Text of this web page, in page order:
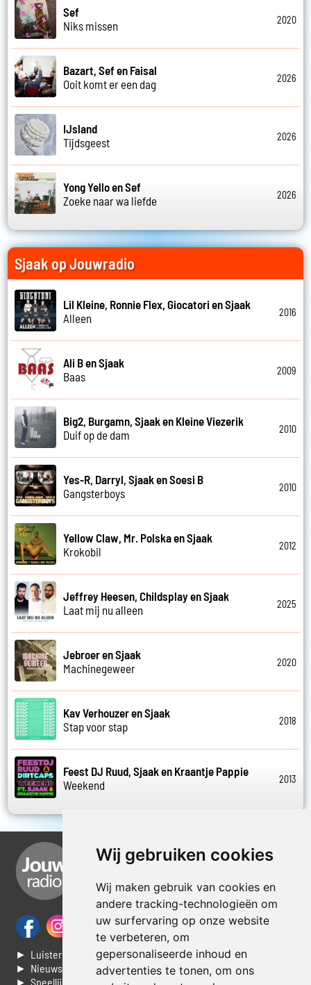
Wij gebruiken cookies
Wij maken gebruik van cookies en
andere tracking-technologieën om
uw surfervaring op onze website
te verbeteren, om
gepersonaliseerde inhoud en
advertenties te tonen, om ons
Sef
Niks missen
2020
Bazart, Sef en Faisal
Ooit komt er een dag
2026
IJsland
Tijdsgeest
2026
Yong Yello en Sef
Zoeke naar wa liefde
2026
Sjaak op Jouwradio
Lil Kleine, Ronnie Flex, Giocatori en Sjaak
Alleen
2016
Ali B en Sjaak
Baas
2009
Big2, Burgamn, Sjaak en Kleine Viezerik
Duif op de dam
2010
Yes-R, Darryl, Sjaak en Soesi B
Gangsterboys
2010
Yellow Claw, Mr. Polska en Sjaak
Krokobil
2012
Jeffrey Heesen, Childsplay en Sjaak
Laat mij nu alleen
2025
Jebroer en Sjaak
Machinegeweer
2020
Kav Verhouzer en Sjaak
Stap voor stap
2018
Feest DJ Ruud, Sjaak en Kraantje Pappie
Weekend
2013
► Luisteren naar Jouwradio
► Nieuws
► Speellijst